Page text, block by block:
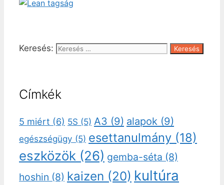
Keresés:
Címkék
5 miért (6) 5S (5) A3 (9) alapok (9)
egészségügy (5) esettanulmány (18)
eszközök (26) gemba-séta (8)
hoshin (8) kaizen (20) kultúra